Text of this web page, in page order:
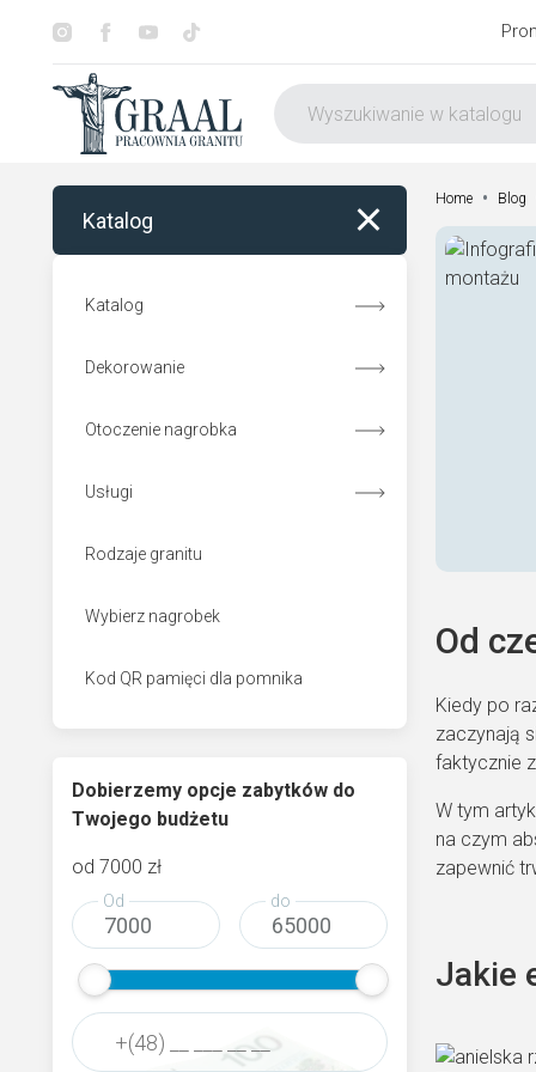
Katalog
Katalog
Dekorowanie
Otoczenie nagrobka
Usługi
Rodzaje granitu
Wybierz nagrobek
Kod QR pamięci dla pomnika
Dobierzemy opcje zabytków do
Twojego budżetu
od 7000 zł
Od do
Home • Blog
Od
Kiedy po
zaczynają
faktycznie
W tym
na czym
zapewnić
Jakie